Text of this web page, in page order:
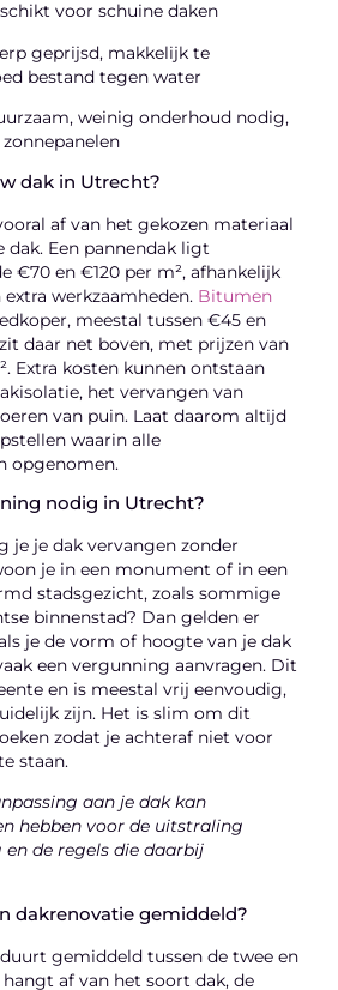
voor schuine daken
geprijsd, makkelijk te
bestand tegen water
weinig onderhoud nodig,
dak in Utrecht?
af van het gekozen materiaal
dak. Een pannendak ligt
€70 en €120 per m², afhankelijk
werkzaamheden. Bitumen
meestal tussen €45 en
daar net boven, met prijzen van
Extra kosten kunnen ontstaan
het vervangen van
van puin. Laat daarom altijd
waarin alle
opgenomen.
nodig in Utrecht?
je je dak vervangen zonder
je in een monument of in een
stadsgezicht, zoals sommige
binnenstad? Dan gelden er
je de vorm of hoogte van je dak
een vergunning aanvragen. Dit
en is meestal vrij eenvoudig,
zijn. Het is slim om dit
zodat je achteraf niet voor
staan.
aan je dak kan
hebben voor de uitstraling
en de regels die daarbij
dakrenovatie gemiddeld?
gemiddeld tussen de twee en
af van het soort dak, de